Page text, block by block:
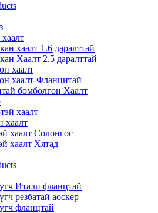
хаалт 1.6 даралттай
Хаалт 2.5 даралттай
хаалт
хаалт-Фланцитай
бөмбөлгөн Хаалт
хаалт
хаалт
хаалт Солонгос
хаалт Хятад
Итали фланцтай
резбатай аоскер
фланцтай